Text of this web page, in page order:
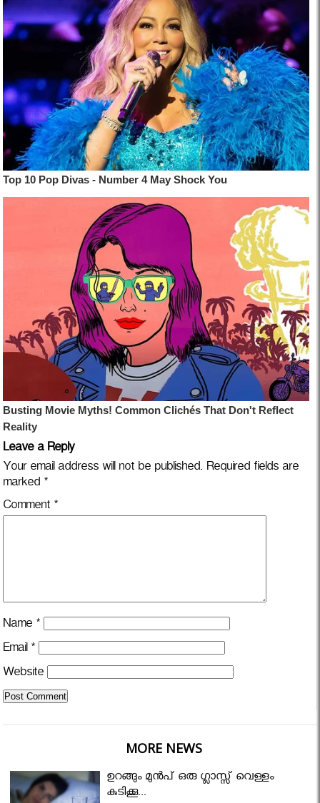
Leave a Reply
Your email address will not be published. Required fields are
marked *
Comment *
Name *
Email *
Website
MORE NEWS
ഉറങ്ങും മുന്‍പ് ഒരു ഗ്ലാസ്സ് വെള്ളം
കുടിക്കൂ...